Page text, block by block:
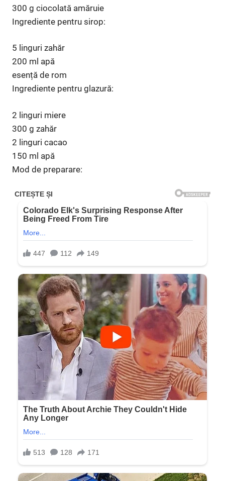
300 g ciocolată amăruie
Ingrediente pentru sirop:
5 linguri zahăr
200 ml apă
esență de rom
Ingrediente pentru glazură:
2 linguri miere
300 g zahăr
2 linguri cacao
150 ml apă
Mod de preparare: